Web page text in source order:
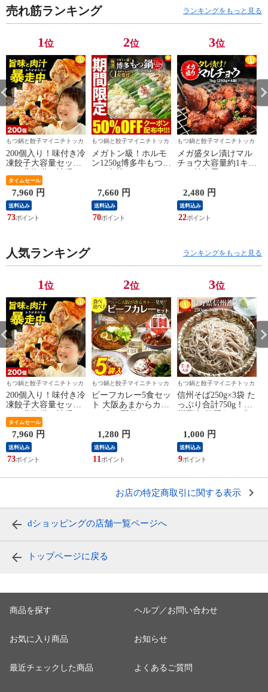
売れ筋ランキング ランキングをもっと見る
1位
もつ鍋と餃子マイニチトッカ
200個入り！味付き冷
凍餃子大容量セット
〈※北海道・沖縄・
東北6県：追加送料必
要〉
タイムセール
7,960 円
送料込み
73
2位
もつ鍋と餃子マイニチトッカ
メガトン級！ホルモ
ン1250g博多牛もつ鍋
8-10人前セット にん
き〈※北海道・沖
縄・東北6県：追加送
料必要〉
7,660 円
送料込み
70
3位
もつ鍋と餃子マイニチトッカ
メガ盛タレ漬けマル
チョウ大容量約1キ
ロ！焼肉用セット
2,480 円
送料込み
22
人気ランキング ランキングをもっと見る
1位
もつ鍋と餃子マイニチトッカ
200個入り！味付き冷
凍餃子大容量セット
東北6県：追加送料必
要〉
タイムセール
7,960 円
送料込み
73
2位
もつ鍋と餃子マイニチトッカ
ビーフカレー5食セッ
ト 大阪あまからカレ
1,280 円
送料込み
11
3位
もつ鍋と餃子マイニチトッカ
信州そば250g×3袋 た
っぷり合計750g！信
1,000 円
送料込み
9
お店の特定商取引に関する表示
dショッピングの店舗一覧ページへ
トップページに戻る
商品を探す
お気に入り商品
最近チェックした商品
ヘルプ／お問い合わせ
お知らせ
よくあるご質問